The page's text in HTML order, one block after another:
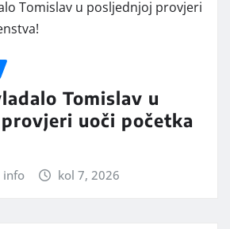
Tomislav u
uoči početka
info kol 7, 2026